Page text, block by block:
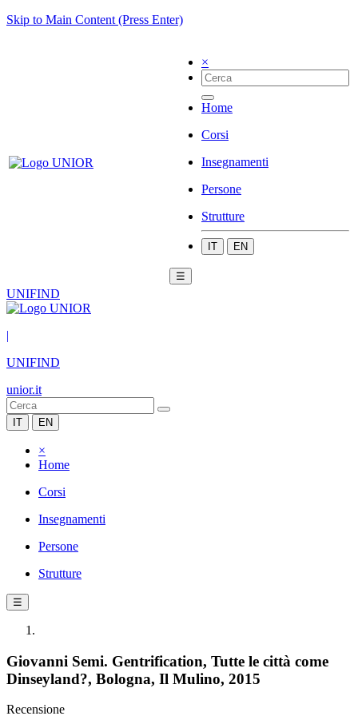
Skip to Main Content (Press Enter)
×
Home
Corsi
Insegnamenti
Persone
Strutture
IT EN
☰
UNIFIND
|
UNIFIND
unior.it
IT EN
×
Home
Corsi
Insegnamenti
Persone
Strutture
☰
Giovanni Semi. Gentrification, Tutte le città come
Dinseyland?, Bologna, Il Mulino, 2015
Recensione